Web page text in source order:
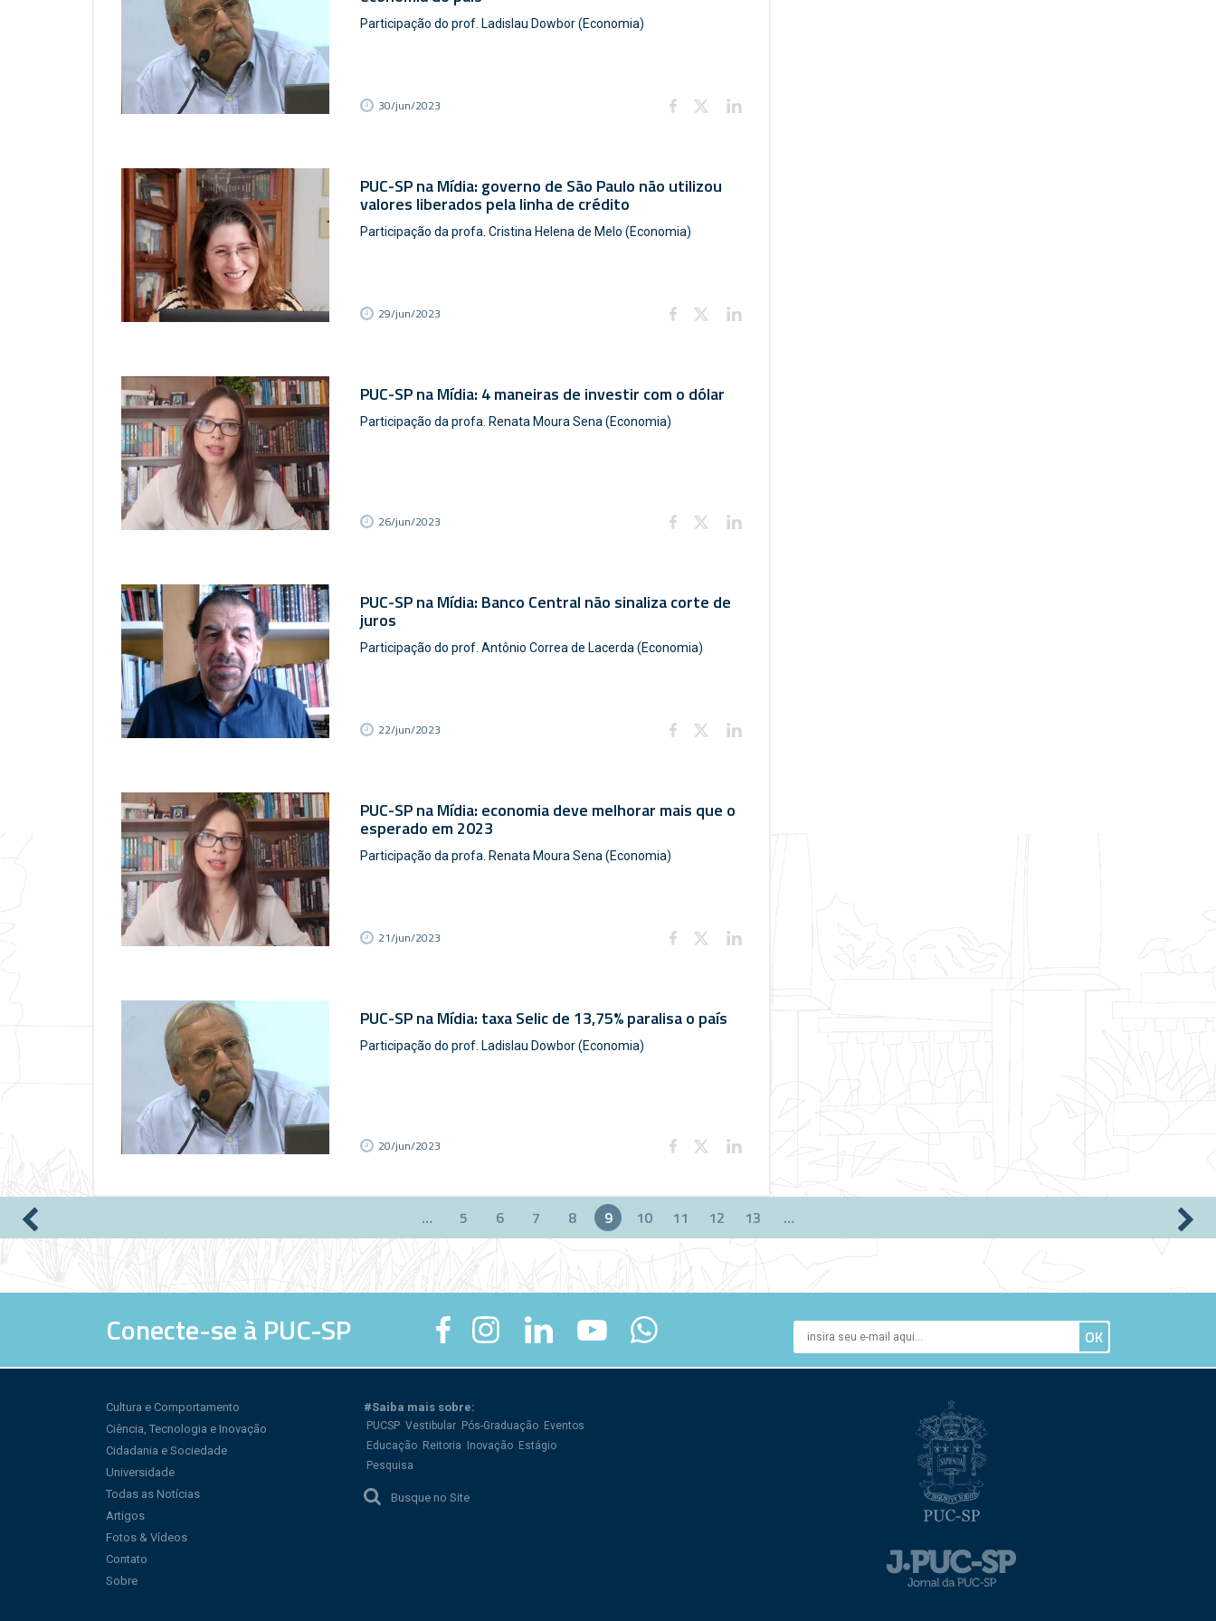
Participação do prof. Ladislau Dowbor (Economia)
30/jun/2023
PUC-SP na Mídia: governo de São Paulo não utilizou
valores liberados pela linha de crédito
Participação da profa. Cristina Helena de Melo (Economia)
29/jun/2023
PUC-SP na Mídia: 4 maneiras de investir com o dólar
Participação da profa. Renata Moura Sena (Economia)
26/jun/2023
PUC-SP na Mídia: Banco Central não sinaliza corte de
juros
Participação do prof. Antônio Correa de Lacerda (Economia)
22/jun/2023
PUC-SP na Mídia: economia deve melhorar mais que o
esperado em 2023
Participação da profa. Renata Moura Sena (Economia)
21/jun/2023
PUC-SP na Mídia: taxa Selic de 13,75% paralisa o país
Participação do prof. Ladislau Dowbor (Economia)
20/jun/2023
Páginas … 5 6 7 8 9 10 11 12 13 …
Conecte-se à PUC-SP
Cultura e Comportamento
Ciência, Tecnologia e Inovação
Cidadania e Sociedade
Universidade
Todas as Notícias
Artigos
Fotos & Vídeos
Contato
Sobre
#Saiba mais sobre:
PUCSP Vestibular Pós-Graduação Eventos
Educação Reitoria Inovação Estágio
Pesquisa
Busque no Site